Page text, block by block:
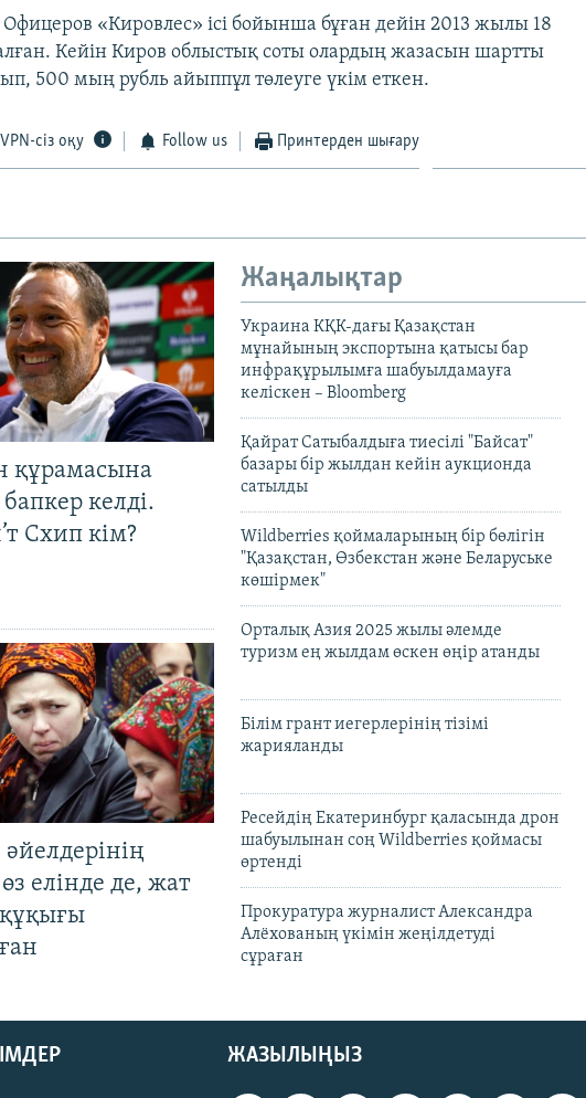
«Кировлес» ісі бойынша бұған дейін 2013 жылы 18
Кейін Киров облыстық соты олардың жазасын шартты
500 мың рубль айыппұл төлеуге үкім еткен.
VPN-сіз оқу Follow us Принтерден шығару
құрамасына
келді.
Схип кім?
елінде де, жат
Жаңалықтар
Украина КҚК-дағы Қазақстан
мұнайының экспортына қатысы бар
инфрақұрылымға шабуылдамауға
келіскен – Bloomberg
Қайрат Сатыбалдыға тиесілі "Байсат"
базары бір жылдан кейін аукционда
сатылды
Wildberries қоймаларының бір бөлігін
"Қазақстан, Өзбекстан және Беларуське
көшірмек"
Орталық Азия 2025 жылы әлемде
туризм ең жылдам өскен өңір атанды
Білім грант иегерлерінің тізімі
жарияланды
Ресейдің Екатеринбург қаласында дрон
шабуылынан соң Wildberries қоймасы
өртенді
Прокуратура журналист Александра
Алёхованың үкімін жеңілдетуді
сұраған
ЖАЗЫЛЫҢЫЗ